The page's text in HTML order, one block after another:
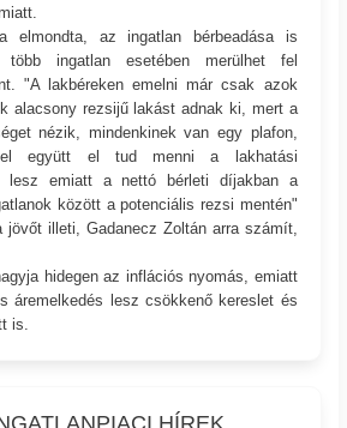
elmondta, az ingatlan bérbeadása is
több ingatlan esetében merülhet fel
"A lakbéreken emelni már csak azok
alacsony rezsijű lakást adnak ki, mert a
nézik, mindenkinek van egy plafon,
együtt el tud menni a lakhatási
lesz emiatt a nettó bérleti díjakban a
között a potenciális rezsi mentén"
illeti, Gadanecz Zoltán arra számít,
hidegen az inflációs nyomás, emiatt
áremelkedés lesz csökkenő kereslet és
is.
HÍREK